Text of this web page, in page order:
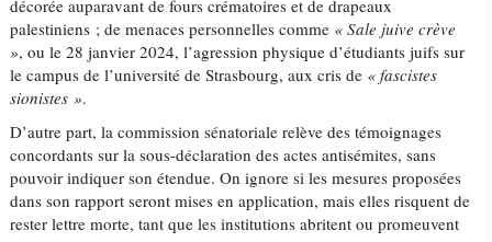
décorée auparavant de fours crématoires et de drapeaux
palestiniens ; de menaces personnelles comme « Sale juive crève
», ou le 28 janvier 2024, l’agression physique d’étudiants juifs sur
le campus de l’université de Strasbourg, aux cris de « fascistes
sionistes ».
D’autre part, la commission sénatoriale relève des témoignages
concordants sur la sous-déclaration des actes antisémites, sans
pouvoir indiquer son étendue. On ignore si les mesures proposées
dans son rapport seront mises en application, mais elles risquent de
rester lettre morte, tant que les institutions abritent ou promeuvent